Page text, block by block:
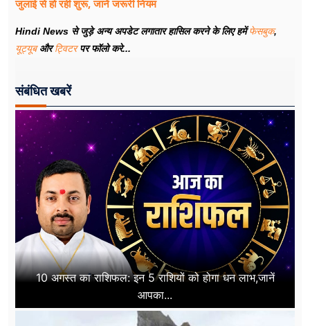
जुलाई से हो रही शुरू, जानें जरूरी नियम
Hindi News से जुड़े अन्य अपडेट लगातार हासिल करने के लिए हमेंफेसबुक,
यूट्यूबऔरट्विटरपर फॉलो करे...
संबंधित खबरें
10 अगस्त का राशिफल: इन 5 राशियों को होगा धन लाभ,जानें
आपका...